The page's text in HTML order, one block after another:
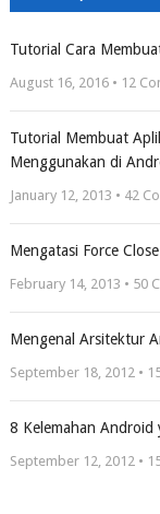
Tutorial Cara
August 16, 2016 • 12
Tutorial Membuat
Menggunakan di
January 12, 2013 • 42
Mengatasi Force
February 14, 2013 • 50
Mengenal Arsitektur
September 18, 2012 •
8 Kelemahan Android
September 12, 2012 •